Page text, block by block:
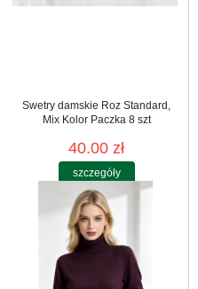
Swetry damskie Roz Standard,
Mix Kolor Paczka 8 szt
40.00 zł
szczegóły